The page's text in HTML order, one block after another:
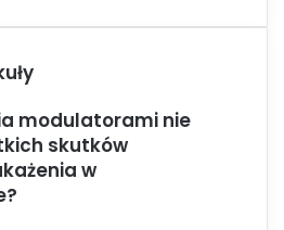
modulatorami nie
skutków
w